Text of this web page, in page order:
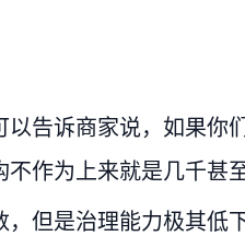
告诉商家说，如果你
作为上来就是几千甚
但是治理能力极其低